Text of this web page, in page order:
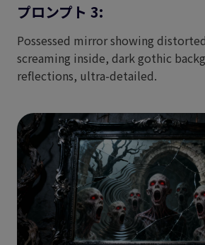
プロンプト 3:
Possessed mirror showing
screaming inside, dark gothic
reflections, ultra-detailed.